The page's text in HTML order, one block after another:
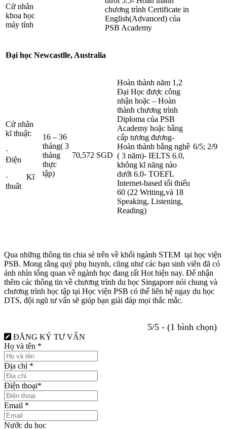
chương trình Certificate in
English(Advanced) của
PSB Academy
Cử nhân
khoa học
máy tính
Đại học Newcastlle, Australia
Cử nhân
kĩ thuật:
·
Điện
· Kĩ
thuât
16 – 36
tháng( 3
tháng
thực
tập)
70,572 SGD
Hoàn thành năm 1,2
Đại Học được công
nhận hoặc – Hoàn
thành chương trình
Diploma của PSB
Academy hoặc bằng
cấp tương đương-
Hoàn thành bằng nghề
( 3 năm)- IELTS 6.0,
không kĩ năng nào
dưới 6.0- TOEFL
Internet-based tối thiểu
60 (22 Writing,và 18
Speaking, Listening,
Reading)
6/5; 2/9
Qua những thông tin chia sẻ trên về khối ngành STEM tại học viện
PSB. Mong rằng quý phụ huynh, cũng như các bạn sinh viên đã có
ánh nhìn tổng quan về ngành học đang rất Hot hiện nay. Để nhận
thêm các thông tin về chương trình du học Singapore nói chung và
chương trình học tập tại Học viện PSB có thể liên hệ ngay du học
DTS, đội ngũ tư vấn sẽ giúp bạn giải đáp mọi thắc mắc.
5/5 - (1 bình chọn)
ĐĂNG KÝ TƯ VẤN
Họ và tên *
Địa chỉ *
Điện thoại*
Email *
Nước du học